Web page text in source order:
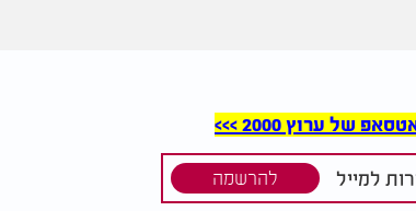
ערוץ 2000 >>>
למייל להרשמה